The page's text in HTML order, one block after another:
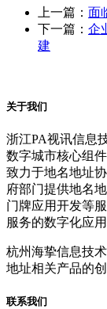
上一篇： 面
下一篇： 企
建
关于我们
浙江PA视讯信息
数字城市核心组
致力于地名地址
府部门提供地名
门牌应用开发等
服务的数字化应用
杭州海挚信息技
地址相关产品的创
联系我们